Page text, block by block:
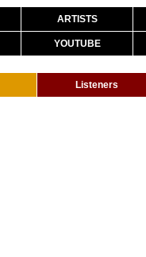
ARTISTS
YOUTUBE
Listeners